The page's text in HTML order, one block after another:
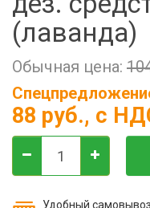
(лаванда)
Обычная цена:
88 руб., с
Удобный самовывоз